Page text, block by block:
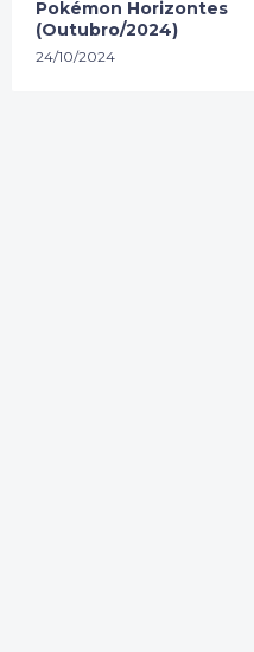
Pokémon Horizontes
(Outubro/2024)
24/10/2024